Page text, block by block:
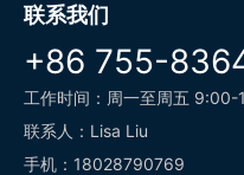
联系我们
+86 755-
工作时间：周一至周五 9:00-
联系人：Lisa Liu
手机：18028790769